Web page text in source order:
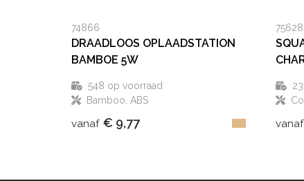
74866
DRAADLOOS OPLAADSTATION
BAMBOE 5W
548 op voorraad
Bamboo, ABS
vanaf € 9,77
75628
vanaf